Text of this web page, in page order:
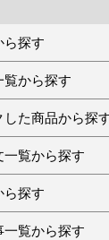
ら探す
覧から探す
した商品から探
一覧から探す
ら探す
一覧から探す